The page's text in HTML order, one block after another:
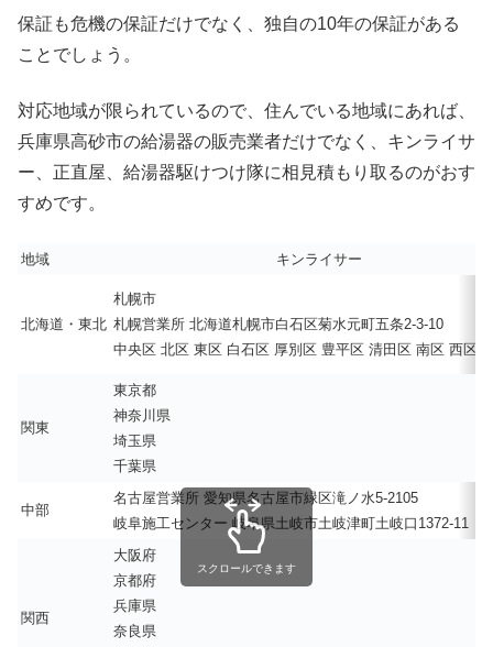
保証も危機の保証だけでなく、独自の10年の保証がある
ことでしょう。
対応地域が限られているので、住んでいる地域にあれば、
兵庫県高砂市の給湯器の販売業者だけでなく、キンライサ
ー、正直屋、給湯器駆けつけ隊に相見積もり取るのがおす
すめです。
地域 キンライサー
北海道・東北
札幌市
札幌営業所 北海道札幌市白石区菊水元町五条2-3-10
中央区 北区 東区 白石区 厚別区 豊平区 清田区 南区 西区
関東
東京都
神奈川県
埼玉県
千葉県
中部
名古屋営業所 愛知県名古屋市緑区滝ノ水5-2105
岐阜施工センター 岐阜県土岐市土岐津町土岐口1372-11
関西
大阪府
京都府
兵庫県
奈良県
スクロールできます